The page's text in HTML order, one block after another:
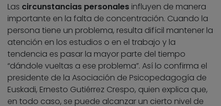
Las circunstancias personales influyen de manera
importante en la falta de concentración. Cuando la
persona tiene un problema, resulta difícil mantener la
atención en los estudios o en el trabajo y la
tendencia es pasar la mayor parte del tiempo
“dándole vueltas a ese problema”. Así lo confirma el
presidente de la Asociación de Psicopedagogía de
Euskadi, Ernesto Gutiérrez Crespo, quien explica que,
en todo caso, se puede alcanzar un cierto nivel de